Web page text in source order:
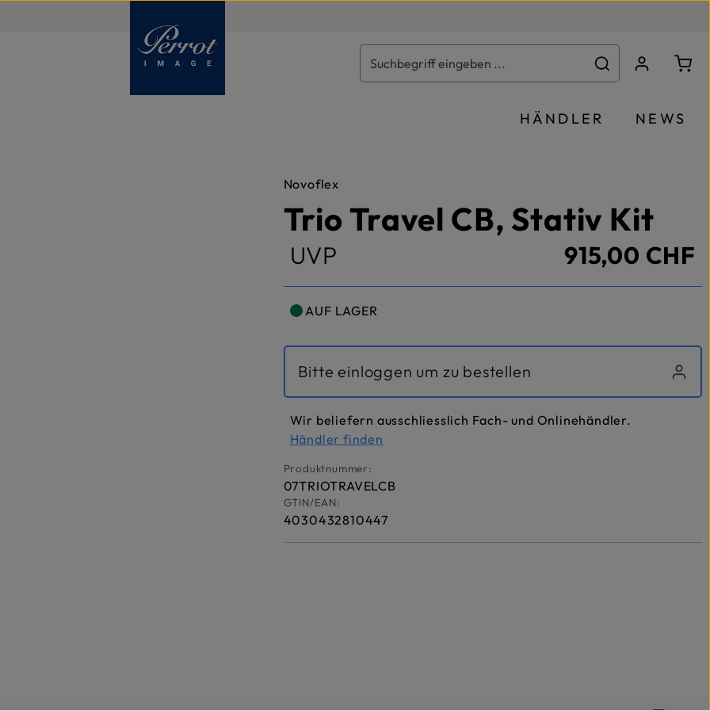
HÄNDLER NEWS
Novoflex
Trio Travel CB, Stativ Kit
UVP 915,00 CHF
AUF LAGER
Bitte einloggen um zu bestellen
Wir beliefern ausschliesslich Fach- und Onlinehändler.
Händler finden
Produktnummer:
07TRIOTRAVELCB
GTIN/EAN:
4030432810447